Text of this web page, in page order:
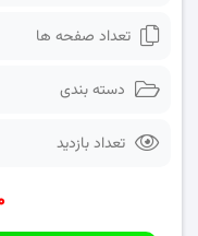
تعداد صفحه ها
دسته بندی
تعداد بازدید